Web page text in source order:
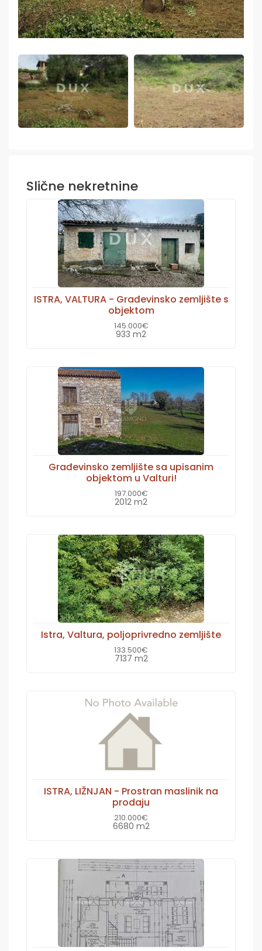
Slične nekretnine
ISTRA, VALTURA - Građevinsko zemljište s
objektom
145.000€
933 m2
Građevinsko zemljište sa upisanim
objektom u Valturi!
197.000€
2012 m2
Istra, Valtura, poljoprivredno zemljište
133.500€
7137 m2
ISTRA, LIŽNJAN - Prostran maslinik na
prodaju
210.000€
6680 m2